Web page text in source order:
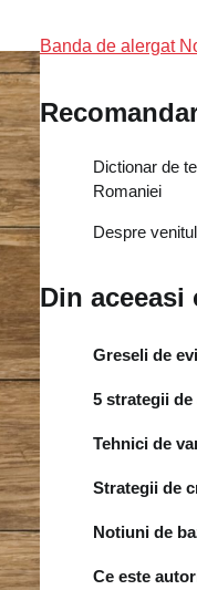
Banda de alergat
Dictionar de
Romaniei
Despre
Din aceeasi
Greseli de
5 strategii
Tehnici de
Strategii de
Notiuni de
Ce este